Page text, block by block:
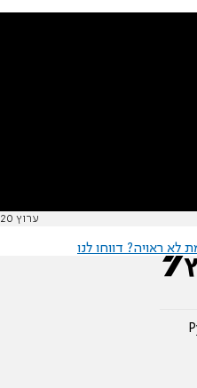
ערוץ 20
ראויה? דווחו לנו